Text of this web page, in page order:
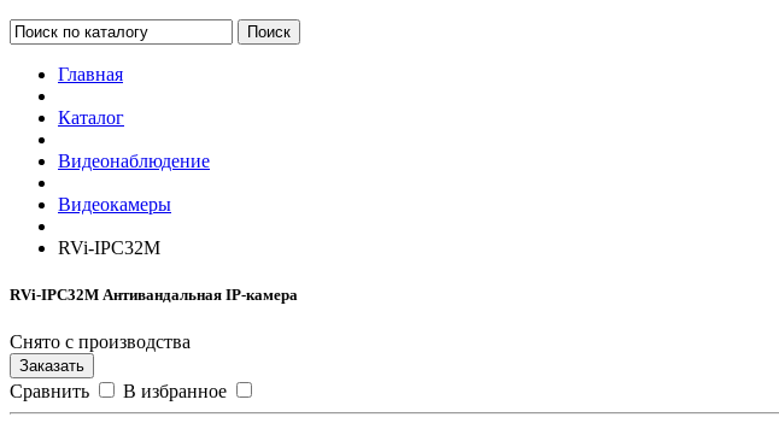
Поиск
Главная
Каталог
Видеонаблюдение
Видеокамеры
RVi-IPC32M
RVi-IPC32M Антивандальная IP-камера
Снято с производства
Заказать
Сравнить В избранное